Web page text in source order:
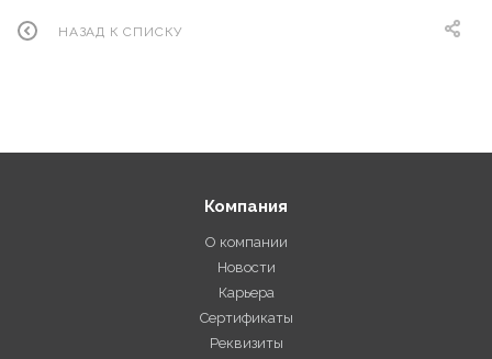
НАЗАД К СПИСКУ
Компания
О компании
Новости
Карьера
Сертификаты
Реквизиты